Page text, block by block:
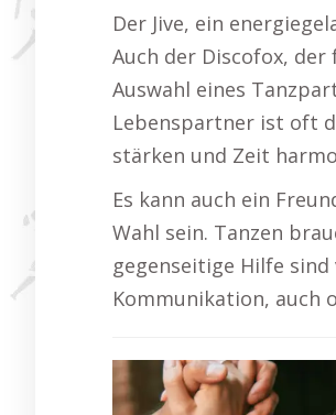
Der Jive, ein
Auch der Discofox,
Auswahl eines
Lebenspartner ist oft
stärken und Zeit
Es kann auch ein
Wahl sein. Tanzen
gegenseitige Hilfe
Kommunikation, auch